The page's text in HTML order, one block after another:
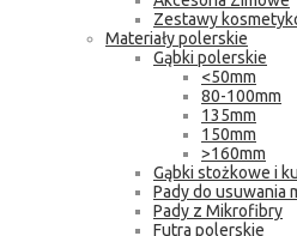
Zestawy
Materiały polerskie
Gąbki polerskie
<50mm
80-100mm
135mm
150mm
>160mm
Gąbki stożkowe i
Pady do usuwania
Pady z Mikrofibry
Futra polerskie